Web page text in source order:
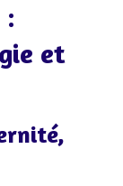
:
et